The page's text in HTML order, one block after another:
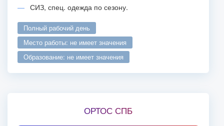
СИЗ, спец. одежда по сезону.
полный рабочий день
место работы: не имеет значения
образование: не имеет значения
ОРТОС СПБ